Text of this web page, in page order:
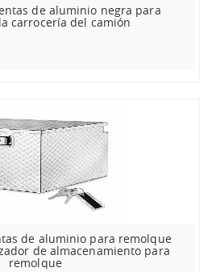
de aluminio negra para
carrocería del camión
de aluminio para remolque
de almacenamiento para
remolque